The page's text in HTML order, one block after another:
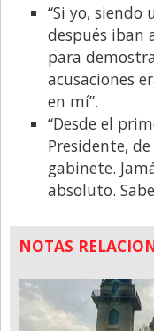
“Si yo,
después iban
para
acusaciones
en mí”.
“Desde el
Presidente,
gabinete.
absoluto.
NOTAS